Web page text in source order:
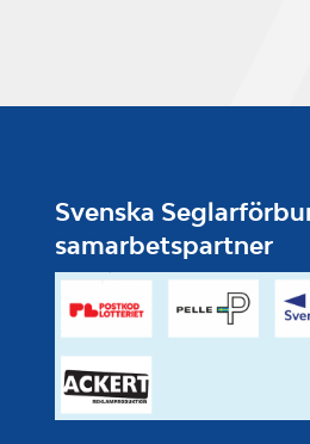
Svenska
samarbetspartner